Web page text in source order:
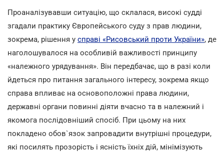
Проаналізувавши ситуацію, що склалася, високі судді
згадали практику Європейського суду з прав людини,
зокрема, рішення у справі «Рисовський проти України», де
наголошувалося на особливій важливості принципу
«належного урядування». Він передбачає, що в разі коли
йдеться про питання загального інтересу, зокрема якщо
справа впливає на основоположні права людини,
державні органи повинні діяти вчасно та в належний і
якомога послідовніший спосіб. При цьому на них
покладено обов`язок запровадити внутрішні процедури,
які посилять прозорість і ясність їхніх дій, мінімізують